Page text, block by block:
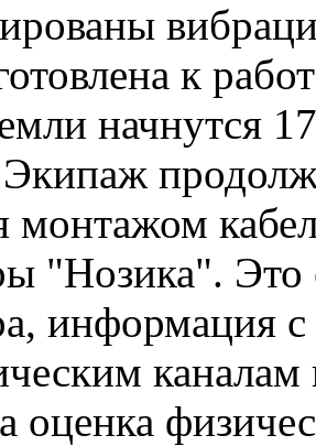
к
начнутся
Экипаж
монтажом
"Нозика". Это
информация
оценка